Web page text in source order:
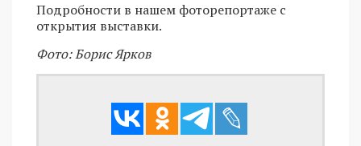
Подробности в нашем фоторепортаже с
открытия выставки.
Фото: Борис Ярков